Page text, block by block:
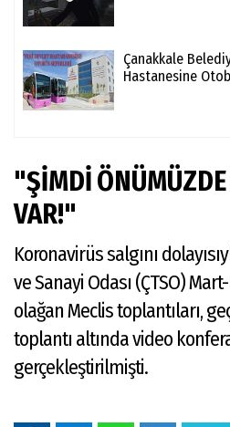
Çanakkale
Hastanesine
"ŞİMDİ
VAR!"
Koronavirüs salgını
ve Sanayi Odası (ÇTSO)
olağan Meclis toplantıları,
toplantı altında video
gerçekleştirilmişti.